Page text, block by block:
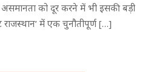
को दूर करने में भी इसकी बड़ी
राजस्थान’ में एक चुनौतीपूर्ण […]